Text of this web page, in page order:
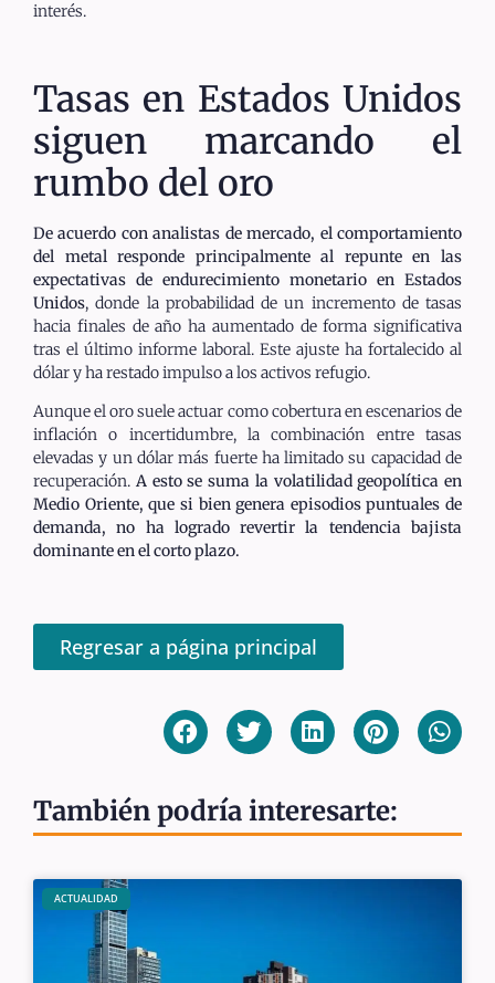
interés.
Tasas en Estados Unidos
siguen marcando el
rumbo del oro
De acuerdo con analistas de mercado, el comportamiento
del metal responde principalmente al repunte en las
expectativas de endurecimiento monetario en Estados
Unidos, donde la probabilidad de un incremento de tasas
hacia finales de año ha aumentado de forma significativa
tras el último informe laboral. Este ajuste ha fortalecido al
dólar y ha restado impulso a los activos refugio.
Aunque el oro suele actuar como cobertura en escenarios de
inflación o incertidumbre, la combinación entre tasas
elevadas y un dólar más fuerte ha limitado su capacidad de
recuperación. A esto se suma la volatilidad geopolítica en
Medio Oriente, que si bien genera episodios puntuales de
demanda, no ha logrado revertir la tendencia bajista
dominante en el corto plazo.
Regresar a página principal
También podría interesarte:
ACTUALIDAD